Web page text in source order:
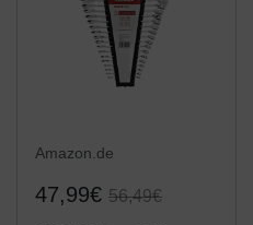
Amazon.de
47,99€ 56,49€